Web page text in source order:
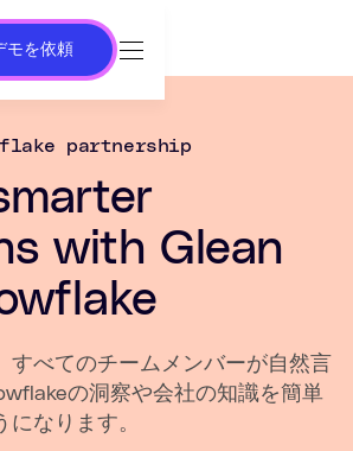
モを依頼
partnership
with Glean
すべてのチームメンバーが自然言
の洞察や会社の知識を簡単
になります。